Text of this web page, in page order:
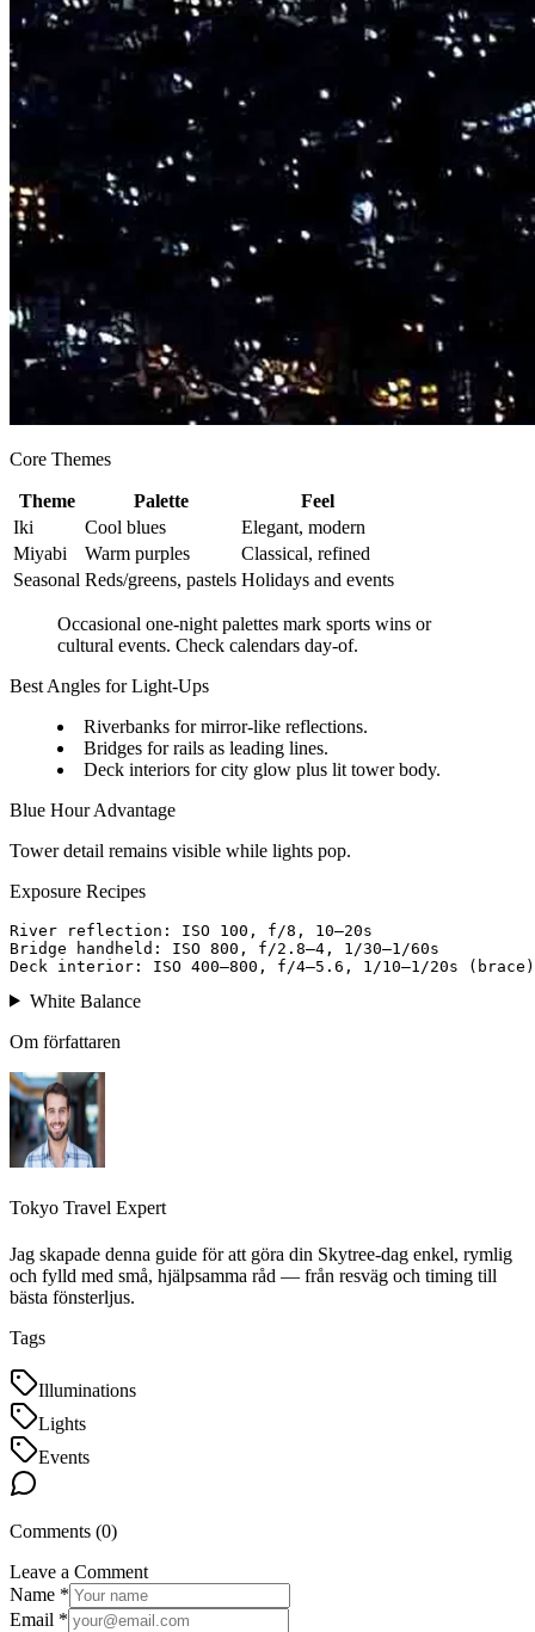
Core Themes
Theme Palette
Feel
Iki
Cool blues
Elegant, modern
Miyabi
Warm purples
Classical, refined
Seasonal Reds/greens, pastels Holidays and events
Occasional one-night palettes mark sports wins or
cultural events. Check calendars day-of.
Best Angles for Light-Ups
Riverbanks for mirror-like reflections.
Bridges for rails as leading lines.
Deck interiors for city glow plus lit tower body.
Blue Hour Advantage
Tower detail remains visible while lights pop.
Exposure Recipes
River reflection: ISO 100, f/8, 10–20s
Bridge handheld: ISO 800, f/2.8–4, 1/30–1/60s
White Balance
Om författaren
Tokyo Travel Expert
Jag skapade denna guide för att göra din Skytree‑dag enkel, rymlig
och fylld med små, hjälpsamma råd — från resväg och timing till
bästa fönsterljus.
Tags
Illuminations
Lights
Events
Comments (0)
Leave a Comment
Name *
Email *